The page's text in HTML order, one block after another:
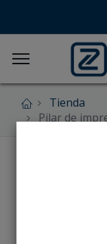
Tienda
Pilar de